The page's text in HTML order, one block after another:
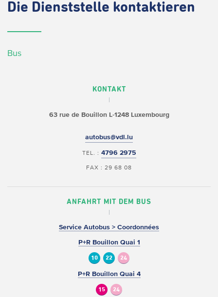
Die Dienststelle kontaktieren
Bus
KONTAKT
63 rue de BouillonL-1248 Luxembourg
autobus@vdl.lu
TEL. : 4796 2975
FAX : 29 68 08
ANFAHRT MIT DEM BUS
Service Autobus > Coordonnées
P+R Bouillon Quai 1
10 22 24
P+R Bouillon Quai 4
15 24